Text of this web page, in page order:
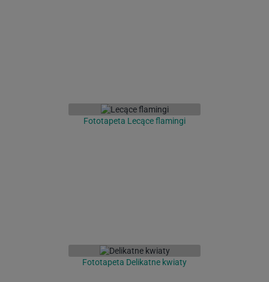
Fototapeta Lecące flamingi
Fototapeta Delikatne kwiaty